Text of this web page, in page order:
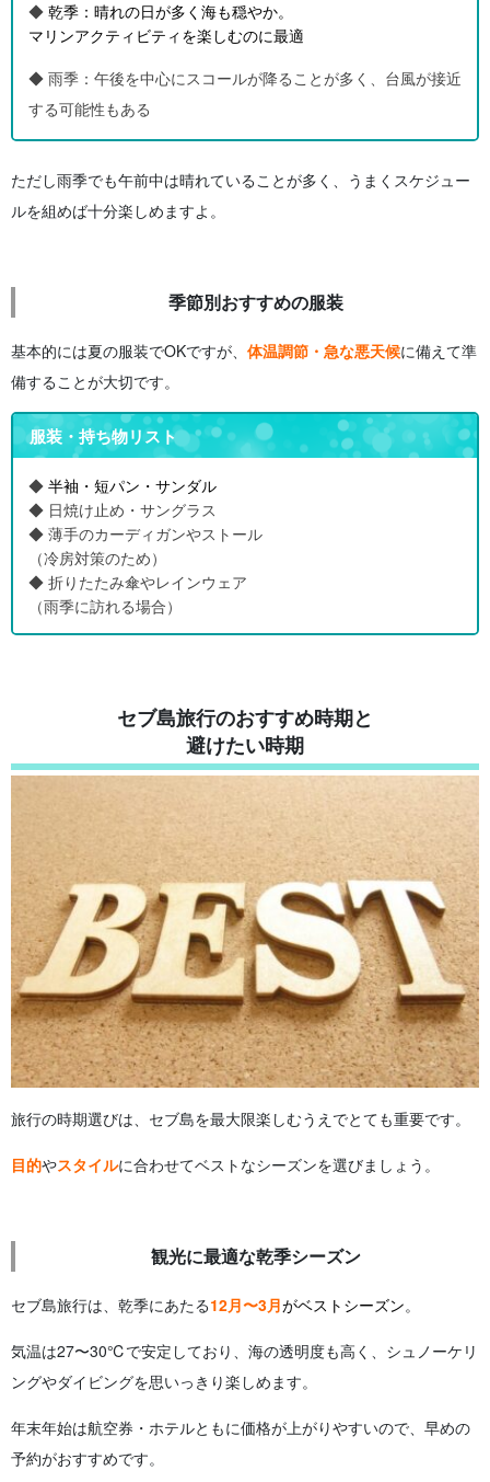
◆ 乾季：晴れの日が多く海も穏やか。
マリンアクティビティを楽しむのに最適
◆ 雨季：午後を中心にスコールが降ることが多く、台風が接近
する可能性もある
ただし雨季でも午前中は晴れていることが多く、うまくスケジュー
ルを組めば十分楽しめますよ。
季節別おすすめの服装
基本的には夏の服装でOKですが、 体温調節 ・急な悪天候に備えて準
備することが大切です。
服装・持ち物リスト
◆ 半袖・短パン・サンダル
◆ 日焼け止め・サングラス
◆ 薄手のカーディガンやストール
（冷房対策のため）
◆ 折りたたみ傘やレインウェア
（雨季に訪れる場合）
セブ島旅行のおすすめ時期と
避けたい時期
旅行の時期選びは、セブ島を最大限楽しむうえでとても重要です。
目的やスタイルに合わせてベストなシーズンを選びましょう。
観光に最適な乾季シーズン
セブ島旅行は、乾季にあたる12月〜3月がベストシーズン。
気温は27〜30℃で安定しており、海の透明度も高く、シュノーケリ
ングやダイビングを思いっきり楽しめます。
年末年始は航空券・ホテルともに価格が上がりやすいので、早めの
予約がおすすめです。